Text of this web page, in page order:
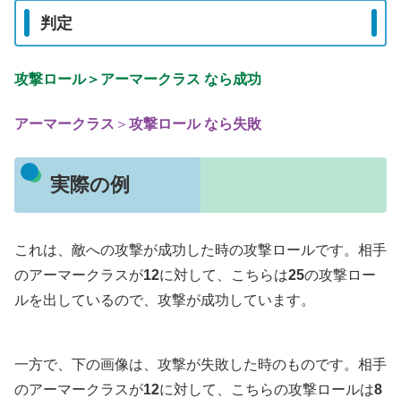
判定
攻撃ロール＞アーマークラス なら成功
アーマークラス ＞ 攻撃ロール なら失敗
実際の例
これは、敵への攻撃が成功した時の攻撃ロールです。相手
のアーマークラスが12に対して、こちらは25の攻撃ロー
ルを出しているので、攻撃が成功しています。
一方で、下の画像は、攻撃が失敗した時のものです。相手
のアーマークラスが12に対して、こちらの攻撃ロールは8